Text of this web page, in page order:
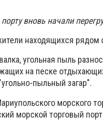
вновь начали
находящихся рядом
угольная пыль
на песке
пыльный загар".
морского
морской торговый